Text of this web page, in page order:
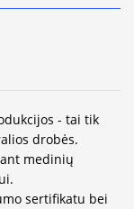
- tai tik
drobės.
medinių
sertifikatu bei